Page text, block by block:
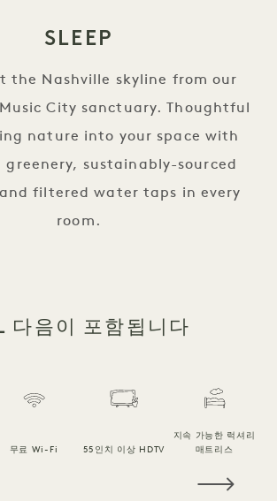
SLEEP
the Nashville skyline from our
City sanctuary. Thoughtful
nature into your space with
sustainably-sourced
filtered water taps in every
room.
다음이 포함됩니다
무료 Wi-Fi 55인치 이상 HDTV
지속 가능한 럭셔리
매트리스